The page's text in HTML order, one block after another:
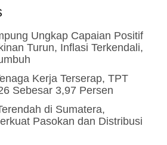
Ungkap Capaian Positif
Turun, Inflasi Terkendali,
Kerja Terserap, TPT
Sebesar 3,97 Persen
di Sumatera,
Pasokan dan Distribusi